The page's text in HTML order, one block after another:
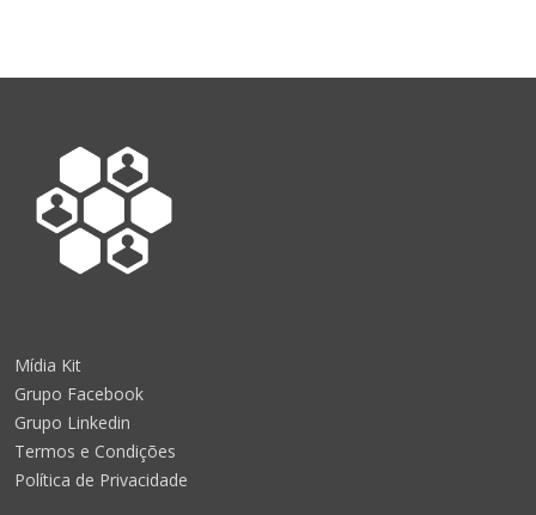
Mídia Kit
Grupo Facebook
Grupo Linkedin
Termos e Condições
Política de Privacidade